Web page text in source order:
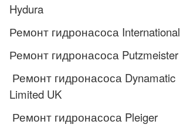
Hydura
Ремонт гидронасоса International
Ремонт гидронасоса Putzmeister
Ремонт гидронасоса Dynamatic
Limited UK
Ремонт гидронасоса Pleiger